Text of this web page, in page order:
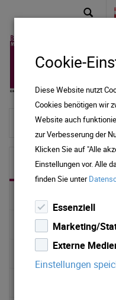
zur Startseite
Burg Hasegg
FÜHRUNGEN
Münze Hall
Cookie-
Diese Website nutzt
Cookies benötigen wir
Website auch
zur Verbesserung der
Klicken Sie auf "Alle
Einstellungen vor. Alle
finden Sie unter
Essenziell
Marketing/
Externe
Einstellungen